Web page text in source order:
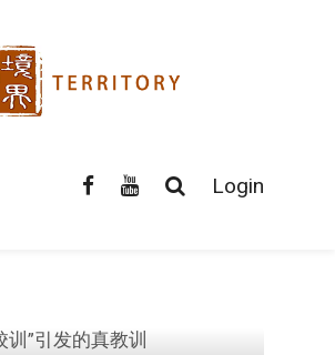
Login